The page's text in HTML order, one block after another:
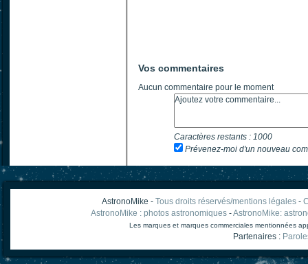
Vos commentaires
Aucun commentaire pour le moment
Caractères restants : 1000
Prévenez-moi d'un nouveau
AstronoMike - Tous droits réservés/mentions légales-
AstronoMike : photos astronomiques -AstronoMike:
Les marques et marques commerciales mentionnées
Partenaires :